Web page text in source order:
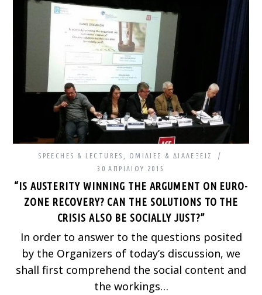
SPEECHES & LECTURES
ΟΜΙΛΊΕΣ & ΔΙΑΛΈΞΕΙΣ
30 ΑΠΡΙΛΊΟΥ 2015
“IS AUSTERITY WINNING THE ARGUMENT ON EURO-
ZONE RECOVERY? CAN THE SOLUTIONS TO THE
CRISIS ALSO BE SOCIALLY JUST?”
In order to answer to the questions posited
by the Organizers of today’s discussion, we
shall first comprehend the social content and
the workings…